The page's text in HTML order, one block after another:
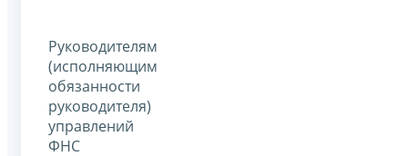
Руководителям
(исполняющим
обязанности
руководителя)
управлений
ФНС